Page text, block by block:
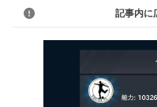
記事内に